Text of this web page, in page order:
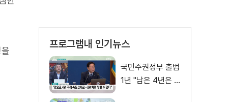
프로그램내 인기뉴스
국민주권정부 출범
1년 "남은 4년은 8